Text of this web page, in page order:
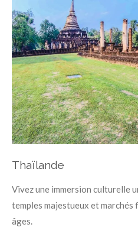
Thaïlande
Vivez une immersion culturelle
temples majestueux et
âges.